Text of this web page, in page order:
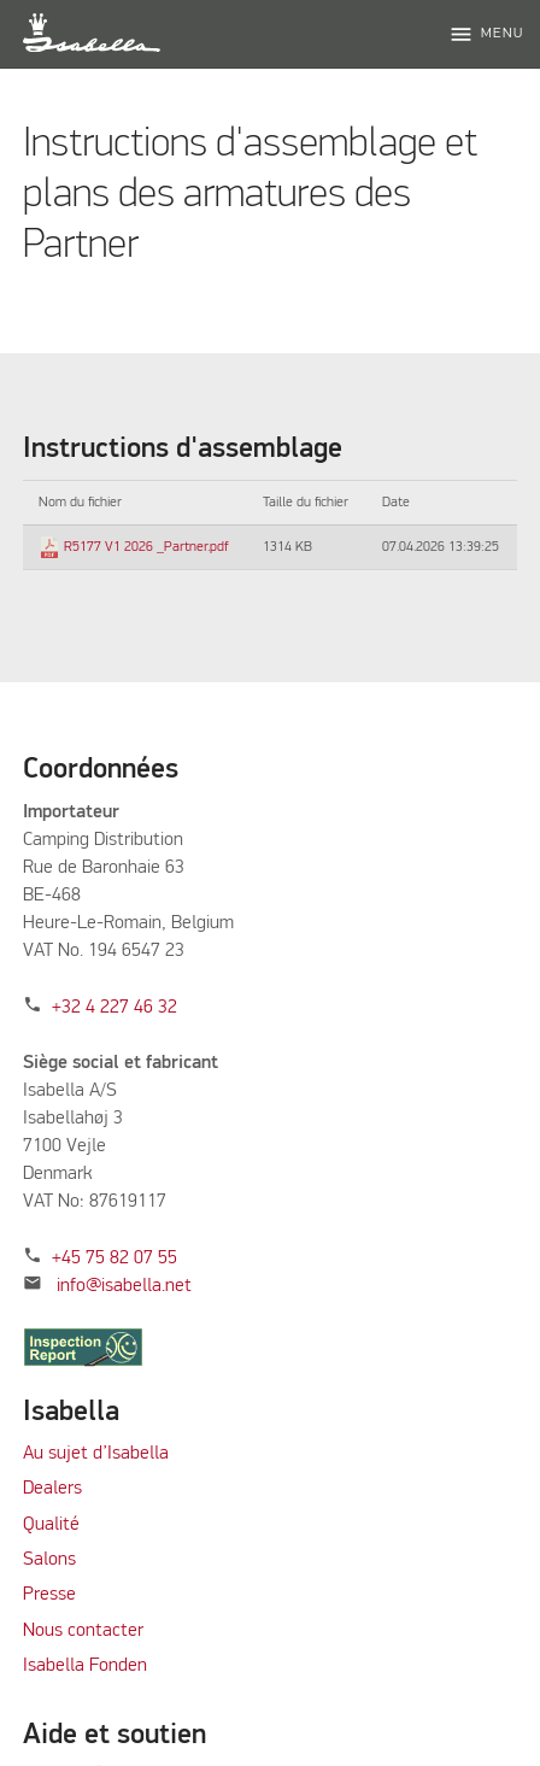
menu MENU
Instructions d'assemblage et
plans des armatures des
Partner
Instructions d'assemblage
Nom du fichier Taille du fichier Date
R5177 V1 2026 _Partner.pdf 1314 KB 07.04.2026 13:39:25
Coordonnées
Importateur
Camping Distribution
Rue de Baronhaie 63
BE-468
Heure-Le-Romain, Belgium
VAT No. 194 6547 23
phone +32 4 227 46 32
Siège social et fabricant
Isabella A/S
Isabellahøj 3
7100 Vejle
Denmark
VAT No: 87619117
phone +45 75 82 07 55
mail info@isabella.net
Isabella
Au sujet d’Isabella
Dealers
Qualité
Salons
Presse
Nous contacter
Isabella Fonden
Aide et soutien